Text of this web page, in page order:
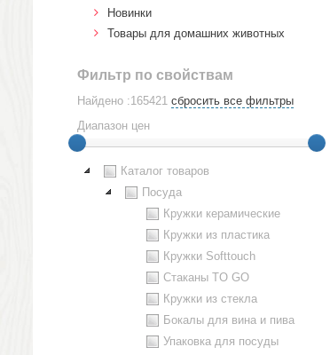
Новинки
Товары для домашних животных
Фильтр по свойствам
Найдено :165421 сбросить все фильтры
Диапазон цен
Каталог товаров
Посуда
Кружки керамические
Кружки из пластика
Кружки Softtouch
Стаканы TO GO
Кружки из стекла
Бокалы для вина и пива
Упаковка для посуды